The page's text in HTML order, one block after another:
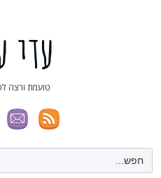
עדי
טועמת ורצה
Search
for: